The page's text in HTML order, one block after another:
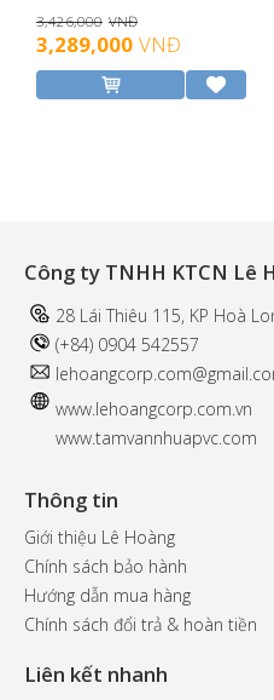
3,426,000 VNĐ
3,289,000 VNĐ
Công ty TNHH KTCN Lê
28 Lái Thiêu 115, KP Hoà
(+84) 0904 542557
l
www.lehoangcorp.com.vn
www.tamvannhuapvc.com
Thông tin
Giới thiệu Lê Hoàng
Chính sách bảo hành
Hướng dẫn mua hàng
Chính sách đổi trả & hoàn tiền
Liên kết nhanh